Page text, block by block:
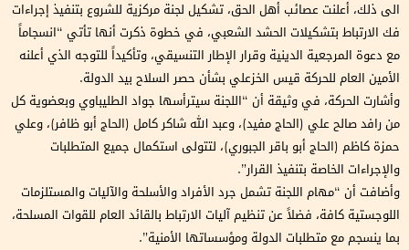
الى ذلك، أعلنت عصائب أهل الحق، تشكيل لجنة مركزية للشروع بتنفيذ إجراءات
فك الارتباط بتشكيلات الحشد الشعبي، في خطوة ذكرت أنها تأتي “انسجاماً
مع دعوة المرجعية الدينية وقرار الإطار التنسيقي، وتأكيداً للتوجه الذي أعلنه
الأمين العام للحركة قيس الخزعلي بشأن حصر السلاح بيد الدولة.
وأشارت الحركة، في وثيقة أن “اللجنة سيترأسها جواد الطليباوي وبعضوية كل
من رافد صالح علي (الحاج مفيد)، وعبد الله شاكر كامل (الحاج أبو ظافر)، وعلي
حمزة كاظم (الحاج أبو باقر الجبوري)، لتتولى استكمال جميع المتطلبات
والإجراءات الخاصة بتنفيذ القرار”.
وأضافت أن “مهام اللجنة تشمل جرد الأفراد والأسلحة والآليات والمستلزمات
اللوجستية كافة، فضلاً عن تنظيم آليات الارتباط بالقائد العام للقوات المسلحة،
بما ينسجم مع متطلبات الدولة ومؤسساتها الأمنية”.